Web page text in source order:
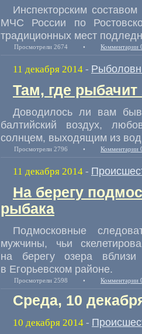
Инспекторским
МЧС России по
традиционных мест
Просмотрели 2674 • Комментарии
11 декабря 2014 -
Там, где
Доводилось ли вам
балтийский воздух,
солнцем, выходящим из
Просмотрели 2796 • Комментарии
11 декабря 2014 -
На берегу
рыбака
Подмосковные
мужчины,
чьи
на берегу озера вблизи
в Егорьевском районе.
Просмотрели 2598 • Комментарии
Среда, 10
10 декабря 2014 -